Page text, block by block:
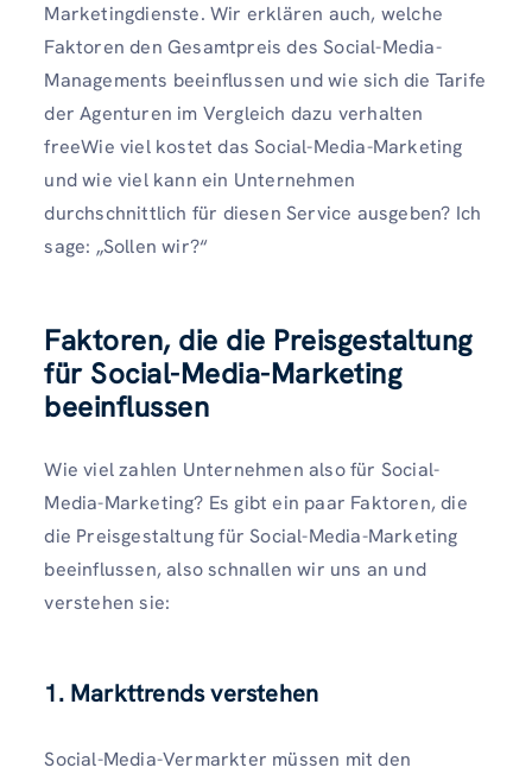
Marketingdienste. Wir erklären auch, welche
Faktoren den Gesamtpreis des Social-Media-
Managements beeinflussen und wie sich die Tarife
der Agenturen im Vergleich dazu verhalten
freeWie viel kostet das Social-Media-Marketing
und wie viel kann ein Unternehmen
durchschnittlich für diesen Service ausgeben? Ich
sage: „Sollen wir?“
Faktoren, die die Preisgestaltung
für Social-Media-Marketing
beeinflussen
Wie viel zahlen Unternehmen also für Social-
Media-Marketing? Es gibt ein paar Faktoren, die
die Preisgestaltung für Social-Media-Marketing
beeinflussen, also schnallen wir uns an und
verstehen sie:
1. Markttrends verstehen
Social-Media-Vermarkter müssen mit den